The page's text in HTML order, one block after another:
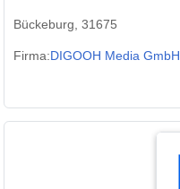
Bückeburg, 31675
Firma:DIGOOH Media GmbH